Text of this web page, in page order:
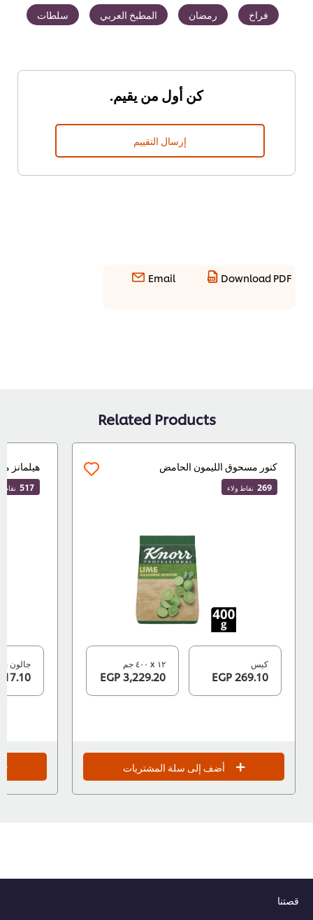
فراخ رمضان المطبخ العربي سلطات
كن أول من يقيم.
إرسال التقييم
Download PDF
Email
Related Products
كنور مسحوق الليمون الحامض
269 نقاط ولاء
كيس
269.10 EGP
3,229.20 EGP
أضف إلى سلة المشتريات
هيلمانز
517 نقاط ولاء
جالون
517.10 EGP
قصتنا